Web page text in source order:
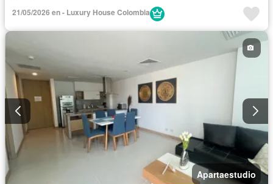
21/05/2026 en - Luxury House Colombia
Apartaestudio